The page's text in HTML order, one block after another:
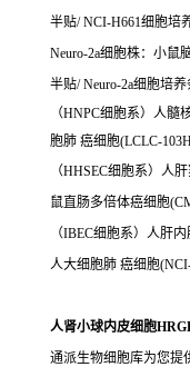
半贴/ NCI-H661细胞培
Neuro-2a细胞株：小鼠
半贴/ Neuro-2a细胞培
（HNPC细胞系）人髓
胞肺 癌细胞(LCLC-
（HHSEC细胞系）人
鼠直肠多倍体癌细胞
（IBEC细胞系）人肝
人大细胞肺 癌细胞
人肾小球内皮细胞
通派生物细胞库为您提